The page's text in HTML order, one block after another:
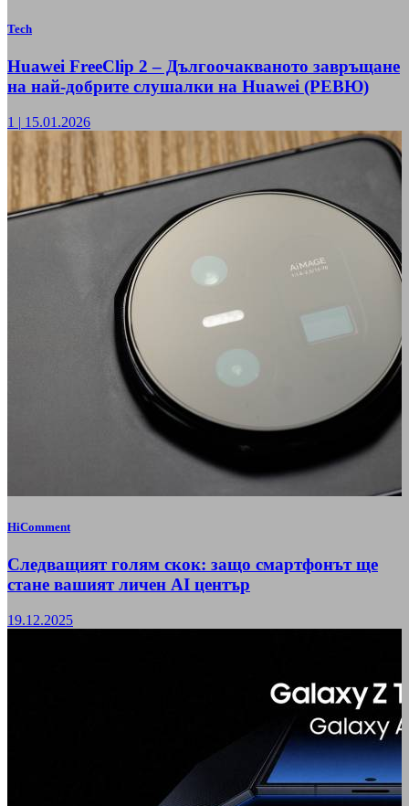
Tech
Huawei FreeClip 2 – Дългоочакваното завръщане
на най-добрите слушалки на Huawei (РЕВЮ)
1 | 15.01.2026
HiComment
Следващият голям скок: защо смартфонът ще
стане вашият личен AI център
19.12.2025